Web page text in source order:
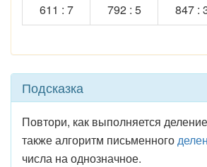
611 : 7 792 : 5 847 :
Подсказка
Повтори, как выполняется
также алгоритм письменного
числа на однозначное.